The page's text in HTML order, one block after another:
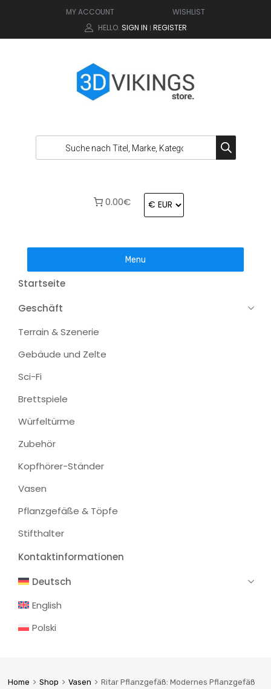
MY ACCOUNT
WISHLIST
HELLO. SIGN IN | REGISTER
0.00€
Menu
Startseite
Geschäft
Terrain & Szenerie
Gebäude und Zelte
Sci-Fi
Brettspiele
Würfeltürme
Zubehör
Kopfhörer-Ständer
Vasen
Pflanzgefäße & Töpfe
Stifthalter
Kontaktinformationen
Deutsch
English
Polski
Home Shop Vasen
Ritar Pflanzgefäß: Modernes Pflanzgefäß